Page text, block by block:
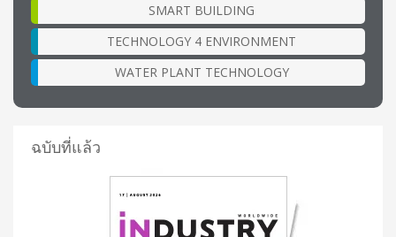
SMART BUILDING
TECHNOLOGY 4 ENVIRONMENT
WATER PLANT TECHNOLOGY
ฉบับที่แล้ว